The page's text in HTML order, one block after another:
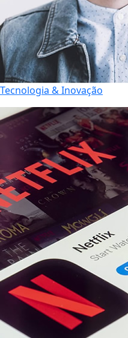
Tecnologia & Inovação